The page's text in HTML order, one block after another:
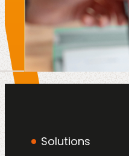
Solutions